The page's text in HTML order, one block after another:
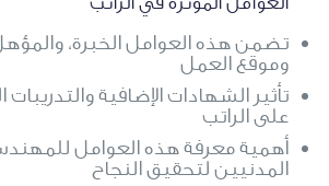
تضمن هذه العوامل الخبرة،
وموقع العمل
تأثير الشهادات الإضافية
على الراتب
أهمية معرفة هذه العوامل
المدنيين لتحقيق النجاح